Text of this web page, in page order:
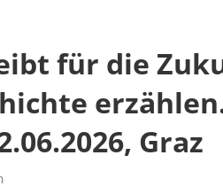
für die
Graz